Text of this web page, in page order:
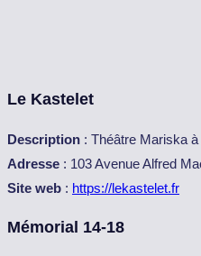
Le Kastelet
Description : Théâtre Mariska
Adresse : 103 Avenue Alfred
Site web : https://lekastelet.fr
Mémorial 14-18